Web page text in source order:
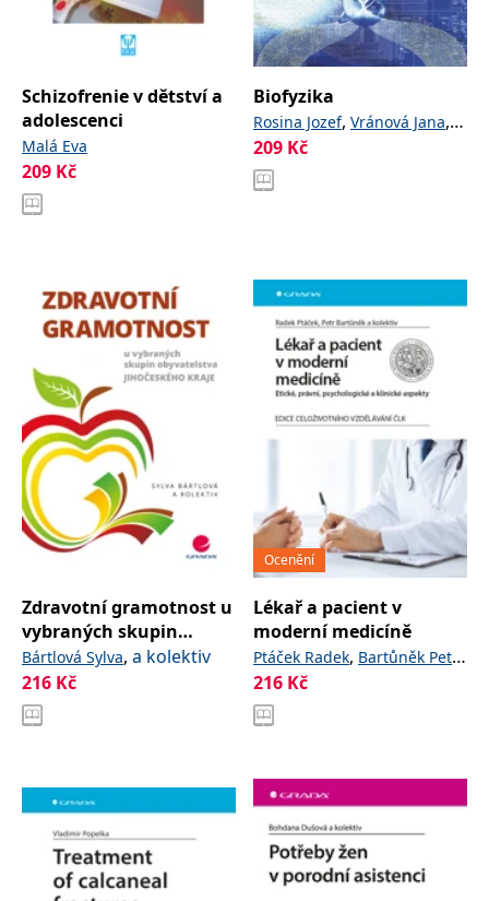
Schizofrenie v dětství a
adolescenci
Malá Eva
209 Kč
Biofyzika
Rosina Jozef, Vránová Jana,
Kolářová Hana
209 Kč
Zdravotní gramotnost u
vybraných skupin
obyvatelstva
Jihočeského kraje
Bártlová Sylva, a kolektiv
216 Kč
Ocenění
Lékař a pacient v
moderní medicíně
Ptáček Radek, Bartůněk Petr,
a kolektiv
216 Kč